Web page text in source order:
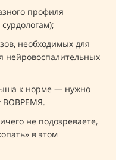
профиля
необходимых для
нейровоспалительных
к норме — нужно
ВОВРЕМЯ.
не подозреваете,
в этом